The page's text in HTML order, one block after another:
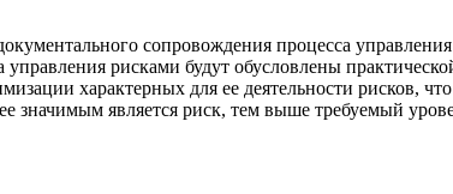
сопровождения процесса
рисками будут обусловлены
характерных для ее деятельности рисков,
значимым является риск, тем выше требуемый